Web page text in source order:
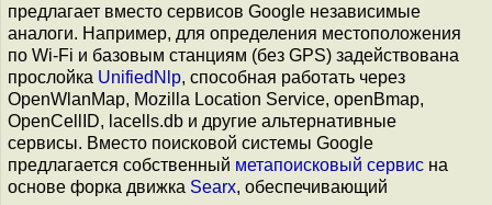
предлагает вместо сервисов Google независимые
аналоги. Например, для определения местоположения
по Wi-Fi и базовым станциям (без GPS) задействована
прослойка UnifiedNlp, способная работать через
OpenWlanMap, Mozilla Location Service, openBmap,
OpenCellID, lacells.db и другие альтернативные
сервисы. Вместо поисковой системы Google
предлагается собственный метапоисковый сервис на
основе форка движка Searx, обеспечивающий